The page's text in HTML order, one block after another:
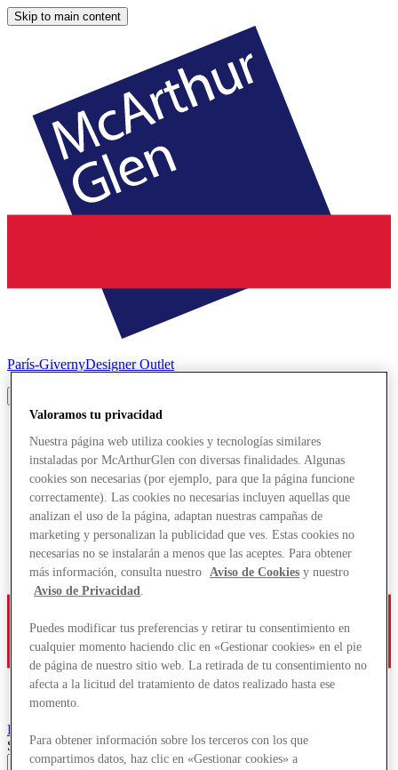
Skip to main content
París-GivernyDesigner Outlet
París-Giverny
Search input
Valoramos tu privacidad
Nuestra página web utiliza cookies y tecnologías similares
instaladas por McArthurGlen con diversas finalidades. Algunas
cookies son necesarias (por ejemplo, para que la página funcione
correctamente). Las cookies no necesarias incluyen aquellas que
analizan el uso de la página, adaptan nuestras campañas de
marketing y personalizan la publicidad que ves. Estas cookies no
necesarias no se instalarán a menos que las aceptes. Para obtener
más información, consulta nuestro
Aviso de Cookies y nuestro
Aviso de Privacidad
Puedes modificar tus preferencias y retirar tu consentimiento en
cualquier momento haciendo clic en «Gestionar cookies» en el pie
de página de nuestro sitio web. La retirada de tu consentimiento no
afecta a la licitud del tratamiento de datos realizado hasta ese
momento.
Para obtener información sobre los terceros con los que
compartimos datos, haz clic en «Gestionar cookies» a